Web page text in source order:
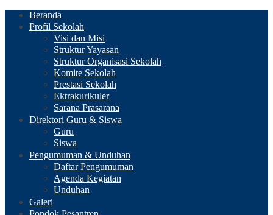
Beranda
Profil Sekolah
Visi dan Misi
Struktur Yayasan
Struktur Organisasi Sekolah
Komite Sekolah
Prestasi Sekolah
Ektrakurikuler
Sarana Prasarana
Direktori Guru & Siswa
Guru
Siswa
Pengumuman & Unduhan
Daftar Pengumuman
Agenda Kegiatan
Unduhan
Galeri